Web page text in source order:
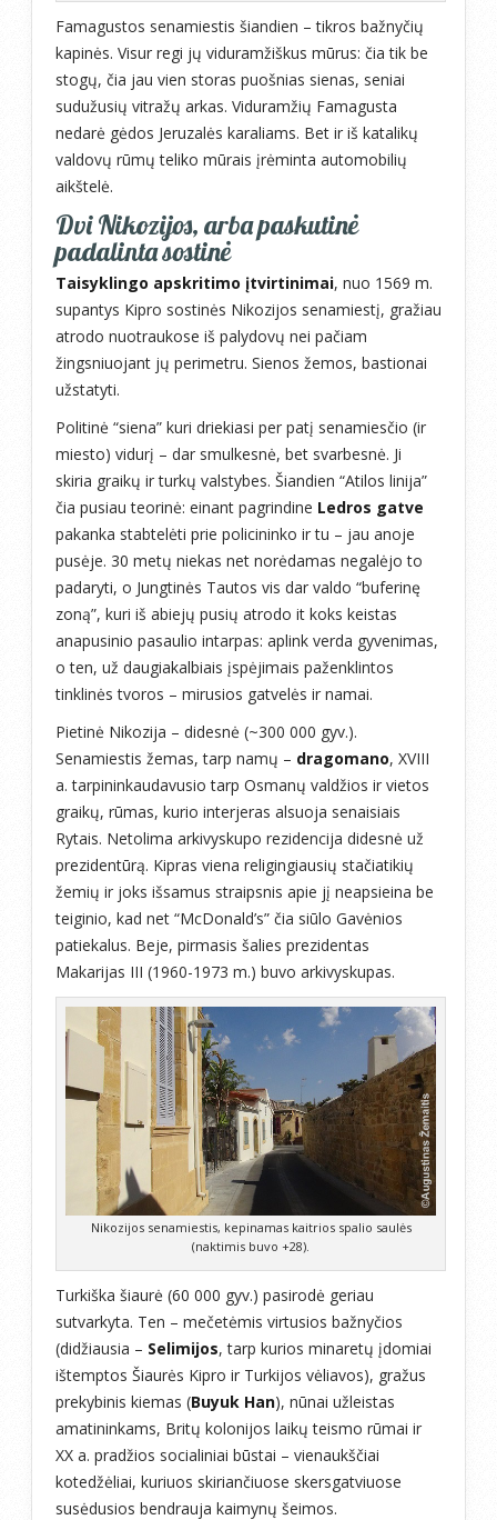
Famagustos senamiestis šiandien – tikros bažnyčių
kapinės. Visur regi jų viduramžiškus mūrus: čia tik be
stogų, čia jau vien storas puošnias sienas, seniai
sudužusių vitražų arkas. Viduramžių Famagusta
nedarė gėdos Jeruzalės karaliams. Bet ir iš katalikų
valdovų rūmų teliko mūrais įrėminta automobilių
aikštelė.
Dvi Nikozijos, arba paskutinė
padalinta sostinė
Taisyklingo apskritimo įtvirtinimai, nuo 1569 m.
supantys Kipro sostinės Nikozijos senamiestį, gražiau
atrodo nuotraukose iš palydovų nei pačiam
žingsniuojant jų perimetru. Sienos žemos, bastionai
užstatyti.
Politinė “siena” kuri driekiasi per patį senamiesčio (ir
miesto) vidurį – dar smulkesnė, bet svarbesnė. Ji
skiria graikų ir turkų valstybes. Šiandien “Atilos linija”
čia pusiau teorinė: einant pagrindine Ledros gatve
pakanka stabtelėti prie policininko ir tu – jau anoje
pusėje. 30 metų niekas net norėdamas negalėjo to
padaryti, o Jungtinės Tautos vis dar valdo “buferinę
zoną”, kuri iš abiejų pusių atrodo it koks keistas
anapusinio pasaulio intarpas: aplink verda gyvenimas,
o ten, už daugiakalbiais įspėjimais paženklintos
tinklinės tvoros – mirusios gatvelės ir namai.
Pietinė Nikozija – didesnė (~300 000 gyv.).
Senamiestis žemas, tarp namų – dragomano, XVIII
a. tarpininkaudavusio tarp Osmanų valdžios ir vietos
graikų, rūmas, kurio interjeras alsuoja senaisiais
Rytais. Netolima arkivyskupo rezidencija didesnė už
prezidentūrą. Kipras viena religingiausių stačiatikių
žemių ir joks išsamus straipsnis apie jį neapsieina be
teiginio, kad net “McDonald’s” čia siūlo Gavėnios
patiekalus. Beje, pirmasis šalies prezidentas
Makarijas III (1960-1973 m.) buvo arkivyskupas.
Nikozijos senamiestis, kepinamas kaitrios spalio saulės
(naktimis buvo +28).
Turkiška šiaurė (60 000 gyv.) pasirodė geriau
sutvarkyta. Ten – mečetėmis virtusios bažnyčios
(didžiausia – Selimijos, tarp kurios minaretų įdomiai
ištemptos Šiaurės Kipro ir Turkijos vėliavos), gražus
prekybinis kiemas (Buyuk Han), nūnai užleistas
amatininkams, Britų kolonijos laikų teismo rūmai ir
XX a. pradžios socialiniai būstai – vienaukščiai
kotedžėliai, kuriuos skiriančiuose skersgatviuose
susėdusios bendrauja kaimynų šeimos.